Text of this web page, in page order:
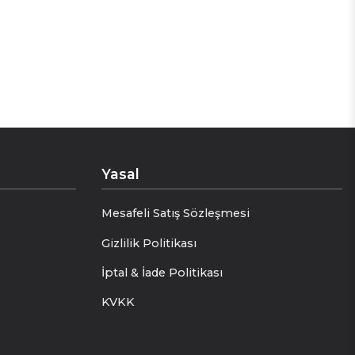
Yasal
Mesafeli Satış Sözleşmesi
Gizlilik Politikası
İptal & İade Politikası
KVKK